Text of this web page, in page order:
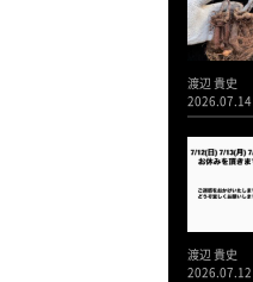
渡辺 貴史
2026.07.14
渡辺 貴史
2026.07.12